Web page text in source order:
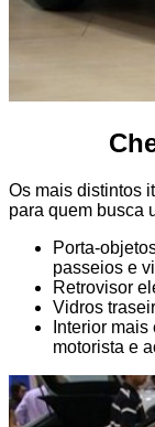
Os mais distintos
para quem busca
Porta-
passeios e
Retrovisor
Vidros
Interior
motorista e